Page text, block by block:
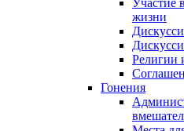
Участие
жизни
Религии
Гонения